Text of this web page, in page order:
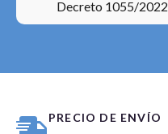
Decreto 1055/2022
PRECIO DE ENVÍO